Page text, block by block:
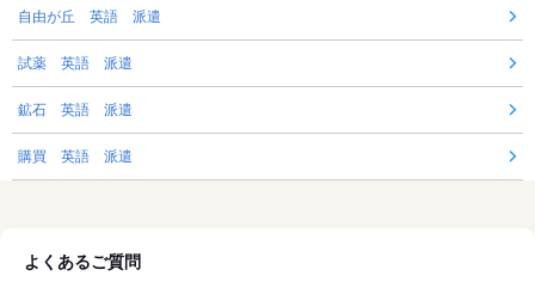
自由が丘 英語 派遣
試薬 英語 派遣
鉱石 英語 派遣
購買 英語 派遣
よくあるご質問